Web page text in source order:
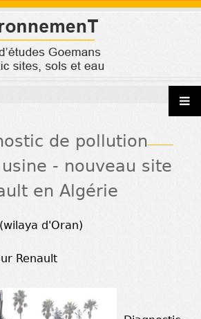
to navigation
de pollution
- nouveau site
en Algérie
d'Oran)
Renault